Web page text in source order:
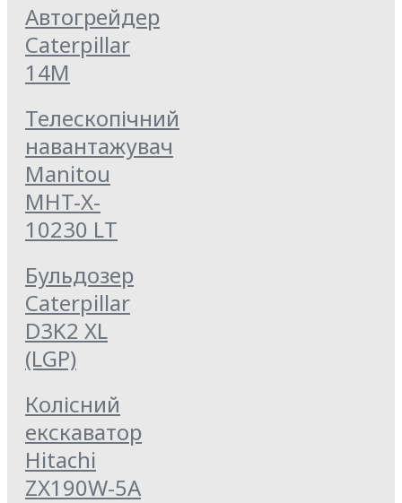
Автогрейдер
Caterpillar
14M
Телескопічний
навантажувач
Manitou
MHT-X-
10230 LT
Бульдозер
Caterpillar
D3K2 XL
(LGP)
Колісний
екскаватор
Hitachi
ZX190W-5A